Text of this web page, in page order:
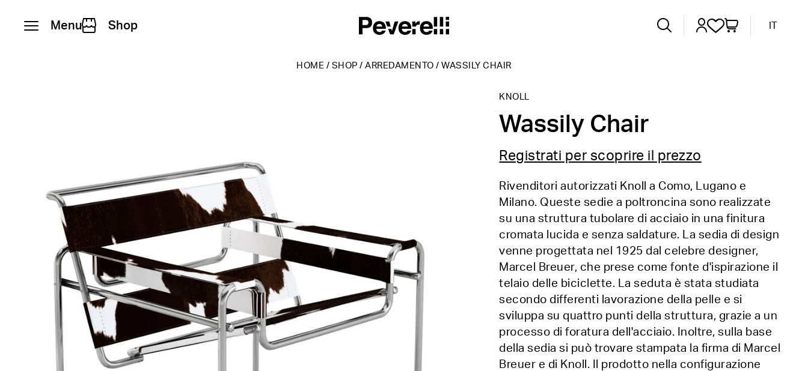
Menu Shop IT
HOME / SHOP /ARREDAMENTO /WASSILY CHAIR
KNOLL
Wassily Chair
Registrati per scoprire il prezzo
Rivenditori autorizzati Knoll a Como, Lugano e
Milano. Queste sedie a poltroncina sono realizzate
su una struttura tubolare di acciaio in una finitura
cromata lucida e senza saldature. La sedia di design
venne progettata nel 1925 dal celebre designer,
Marcel Breuer, che prese come fonte d'ispirazione il
telaio delle biciclette. La seduta è stata studiata
secondo differenti lavorazione della pelle e si
sviluppa su quattro punti della struttura, grazie a un
processo di foratura dell'acciaio. Inoltre, sulla base
della sedia si può trovare stampata la firma di Marcel
Breuer e di Knoll. Il prodotto nella configurazione